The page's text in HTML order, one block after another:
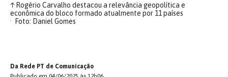
↑Rogério Carvalho destacou a relevância geopolítica e
econômica do bloco formado atualmente por 11 países
Foto: Daniel Gomes
Da Rede PT de Comunicação